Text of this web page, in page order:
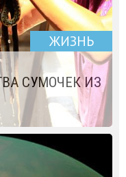
ЖИЗНЬ
СУМОЧЕК ИЗ